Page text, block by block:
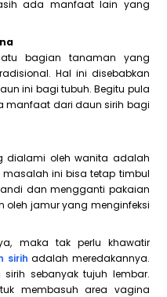
ada manfaat lain yang
bagian tanaman yang
Hal ini disebabkan
ini bagi tubuh. Begitu pula
manfaat dari daun sirih bagi
dialami oleh wanita adalah
ini bisa tetap timbul
dan mengganti pakaian
oleh jamur yang menginfeksi
maka tak perlu khawatir
sirih adalah meredakannya.
sebanyak tujuh lembar.
membasuh area vagina